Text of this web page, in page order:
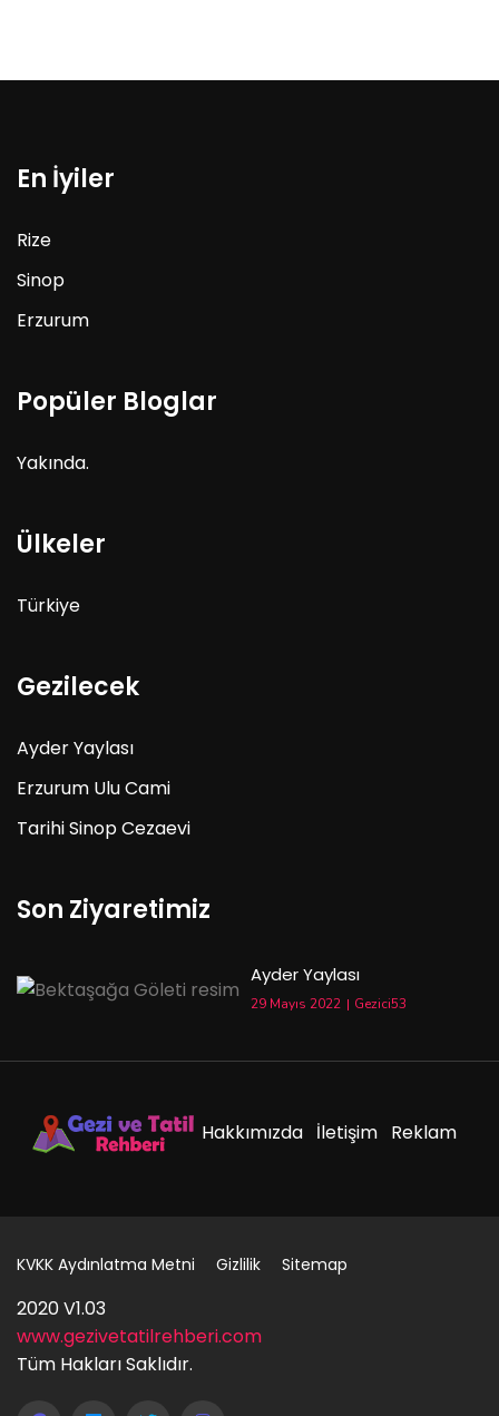
En İyiler
Rize
Sinop
Erzurum
Popüler Bloglar
Yakında.
Ülkeler
Türkiye
Gezilecek
Ayder Yaylası
Erzurum Ulu Cami
Tarihi Sinop Cezaevi
Son Ziyaretimiz
Ayder Yaylası
29 Mayıs 2022 Gezici53
Hakkımızda İletişim Reklam
KVKK Aydınlatma Metni Gizlilik Sitemap
2020 V1.03
www.gezivetatilrehberi.com
Tüm Hakları Saklıdır.